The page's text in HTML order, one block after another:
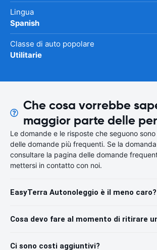
Lingua
Spanish
Classe di auto popolare
Utilitarie
Che cosa vorrebbe
maggior parte delle
Le domande e le risposte che seguono
delle domande più frequenti. Se la
consultare la pagina delle domande
mettersi in contatto con noi.
EasyTerra Autonoleggio è il meno caro?
Cosa devo fare al momento di ritirare
Ci sono costi aggiuntivi?